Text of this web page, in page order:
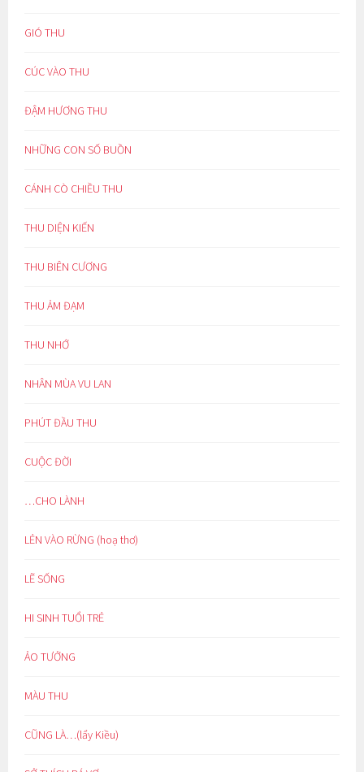
GIÓ THU
CÚC VÀO THU
ĐẬM HƯƠNG THU
NHỮNG CON SỐ BUỒN
CÁNH CÒ CHIỀU THU
THU DIỆN KIẾN
THU BIÊN CƯƠNG
THU ẢM ĐẠM
THU NHỚ
NHÂN MÙA VU LAN
PHÚT ĐẦU THU
CUỘC ĐỜI
…CHO LÀNH
LẺN VÀO RỪNG (hoạ thơ)
LẼ SỐNG
HI SINH TUỔI TRẺ
ẢO TƯỞNG
MÀU THU
CŨNG LÀ…(lẩy Kiều)